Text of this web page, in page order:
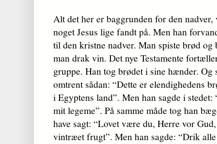
Alt det her er baggrunden for den
noget Jesus lige fandt på. Men han
til den kristne nadver. Man spiste brød
man drak vin. Det nye Testamente
gruppe. Han tog brødet i sine hænder. Og
omtrent sådan: “Dette er elendighedens
i Egyptens land”. Men han sagde i
mit legeme”. På samme måde tog han
have sagt: “Lovet være du, Herre vor
vintræet frugt”. Men han sagde: “Drik